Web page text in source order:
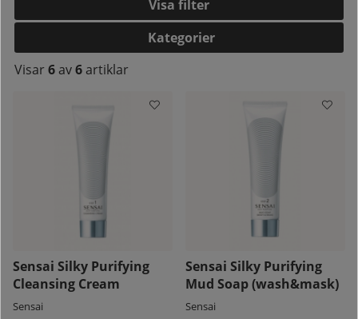
Filtrera
Kategorier
Visar 6av6artiklar
Sensai Silky Purifying
Cleansing Cream
Sensai
Sensai Silky Purifying
Mud Soap (wash&mask)
Sensai